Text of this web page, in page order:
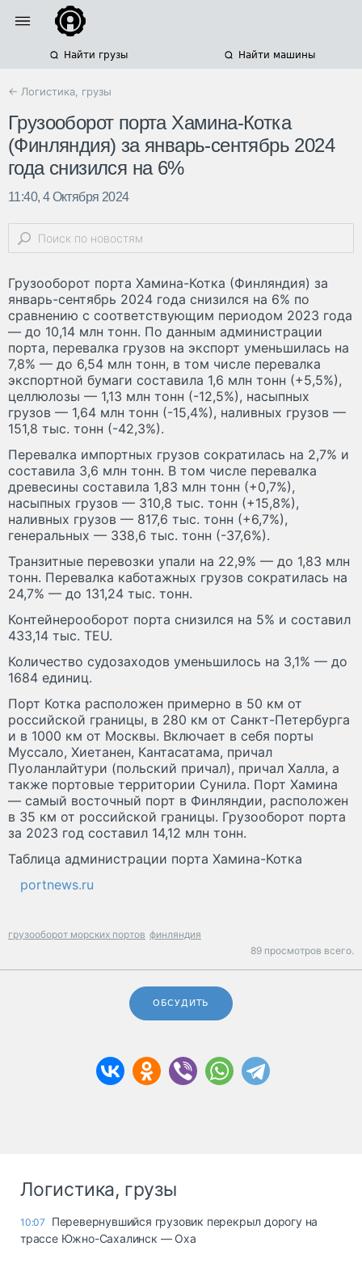
Найти грузы Найти машины
← Логистика, грузы
Грузооборот порта Хамина-Котка
(Финляндия) за январь-сентябрь 2024
года снизился на 6%
11:40, 4 Октября 2024
Грузооборот порта Хамина-Котка (Финляндия) за
январь-сентябрь 2024 года снизился на 6% по
сравнению с соответствующим периодом 2023 года
— до 10,14 млн тонн. По данным администрации
порта, перевалка грузов на экспорт уменьшилась на
7,8% — до 6,54 млн тонн, в том числе перевалка
экспортной бумаги составила 1,6 млн тонн (+5,5%),
целлюлозы — 1,13 млн тонн (-12,5%), насыпных
грузов — 1,64 млн тонн (-15,4%), наливных грузов —
151,8 тыс. тонн (-42,3%).
Перевалка импортных грузов сократилась на 2,7% и
составила 3,6 млн тонн. В том числе перевалка
древесины составила 1,83 млн тонн (+0,7%),
насыпных грузов — 310,8 тыс. тонн (+15,8%),
наливных грузов — 817,6 тыс. тонн (+6,7%),
генеральных — 338,6 тыс. тонн (-37,6%).
Транзитные перевозки упали на 22,9% — до 1,83 млн
тонн. Перевалка каботажных грузов сократилась на
24,7% — до 131,24 тыс. тонн.
Контейнерооборот порта снизился на 5% и составил
433,14 тыс. TEU.
Количество судозаходов уменьшилось на 3,1% — до
1684 единиц.
Порт Котка расположен примерно в 50 км от
российской границы, в 280 км от Санкт-Петербурга
и в 1000 км от Москвы. Включает в себя порты
Муссало, Хиетанен, Кантасатама, причал
Пуоланлайтури (польский причал), причал Халла, а
также портовые территории Сунила. Порт Хамина
— самый восточный порт в Финляндии, расположен
в 35 км от российской границы. Грузооборот порта
за 2023 год составил 14,12 млн тонн.
Таблица администрации порта Хамина-Котка
portnews.ru
грузооборот морских портов финляндия
89 просмотров всего.
ОБСУДИТЬ
Логистика, грузы
10:07
Перевернувшийся грузовик перекрыл дорогу на
трассе Южно-Сахалинск — Оха